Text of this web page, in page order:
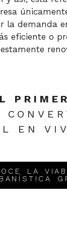
la demanda
eficiente o
EN
LA